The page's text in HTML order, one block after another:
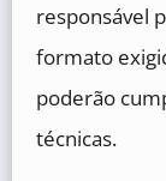
responsável
formato
poderão
técnicas.